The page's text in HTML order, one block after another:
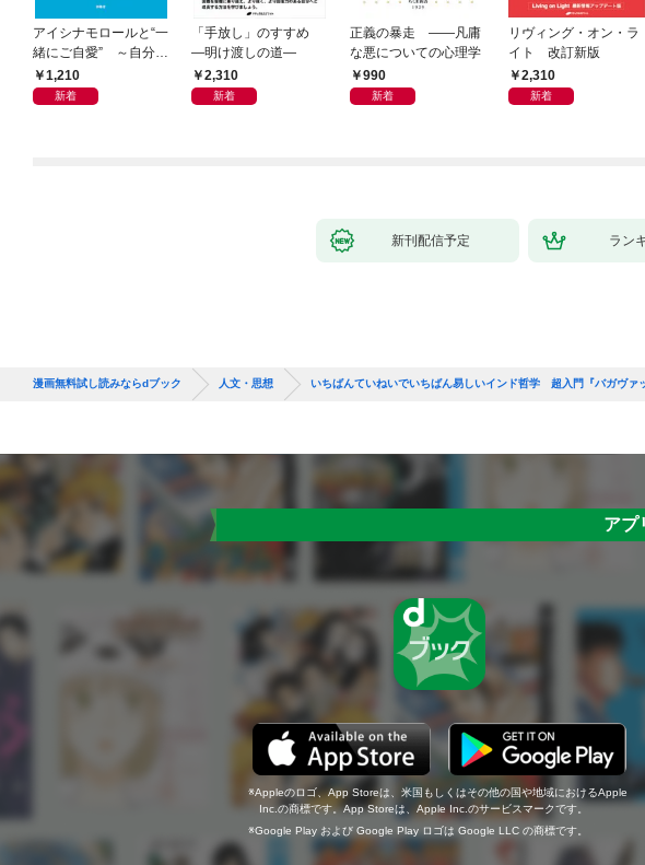
アイシナモロールと“一
緒にご自愛” ～自分を
好きになるための56の
コツ～
1,210
新着
「手放し」のすすめ
―明け渡しの道―
2,310
新着
正義の暴走 ――凡庸
な悪についての心理学
990
新着
リヴィング・オン・ラ
イト 改訂新版
2,310
新着
新刊配信予定 ラン
漫画無料試し読みならdブック 人文・思想 いちばんていねいでいちばん易しいインド哲学 超入門『バガヴァ
アプ
Appleのロゴ、App Storeは、米国もしくはその他の国や地域におけるApple
Inc.の商標です。App Storeは、Apple Inc.のサービスマークです。
Google Play および Google Play ロゴは Google LLC の商標です。